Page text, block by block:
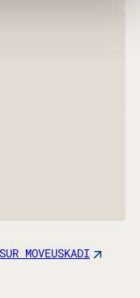
MOVEUSKADI